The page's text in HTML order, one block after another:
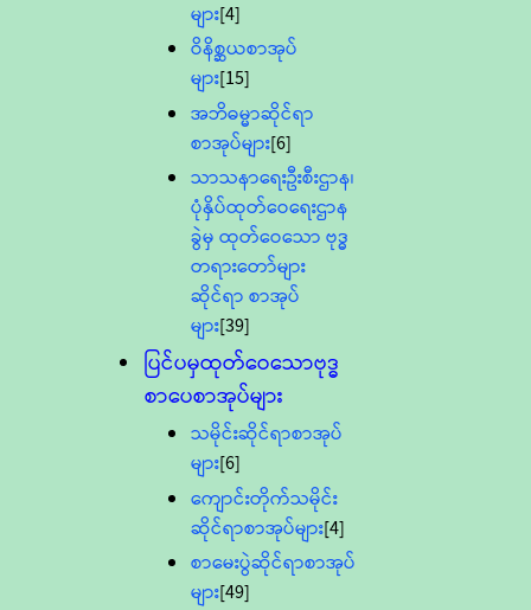
များ[4]
ဝိနိစ္ဆယစာအုပ်
များ[15]
အဘိဓမ္မာဆိုင်ရာ
စာအုပ်များ[6]
သာသနာရေးဦးစီးဌာန၊
ပုံနှိပ်ထုတ်ဝေရေးဌာန
ခွဲမှ ထုတ်ဝေသော ဗုဒ္ဓ
တရားတော်များ
ဆိုင်ရာ စာအုပ်
များ[39]
ပြင်ပမှထုတ်ဝေသောဗုဒ္ဓ
စာပေစာအုပ်များ
သမိုင်းဆိုင်ရာစာအုပ်
များ[6]
ကျောင်းတိုက်သမိုင်း
ဆိုင်ရာစာအုပ်များ[4]
စာမေးပွဲဆိုင်ရာစာအုပ်
များ[49]